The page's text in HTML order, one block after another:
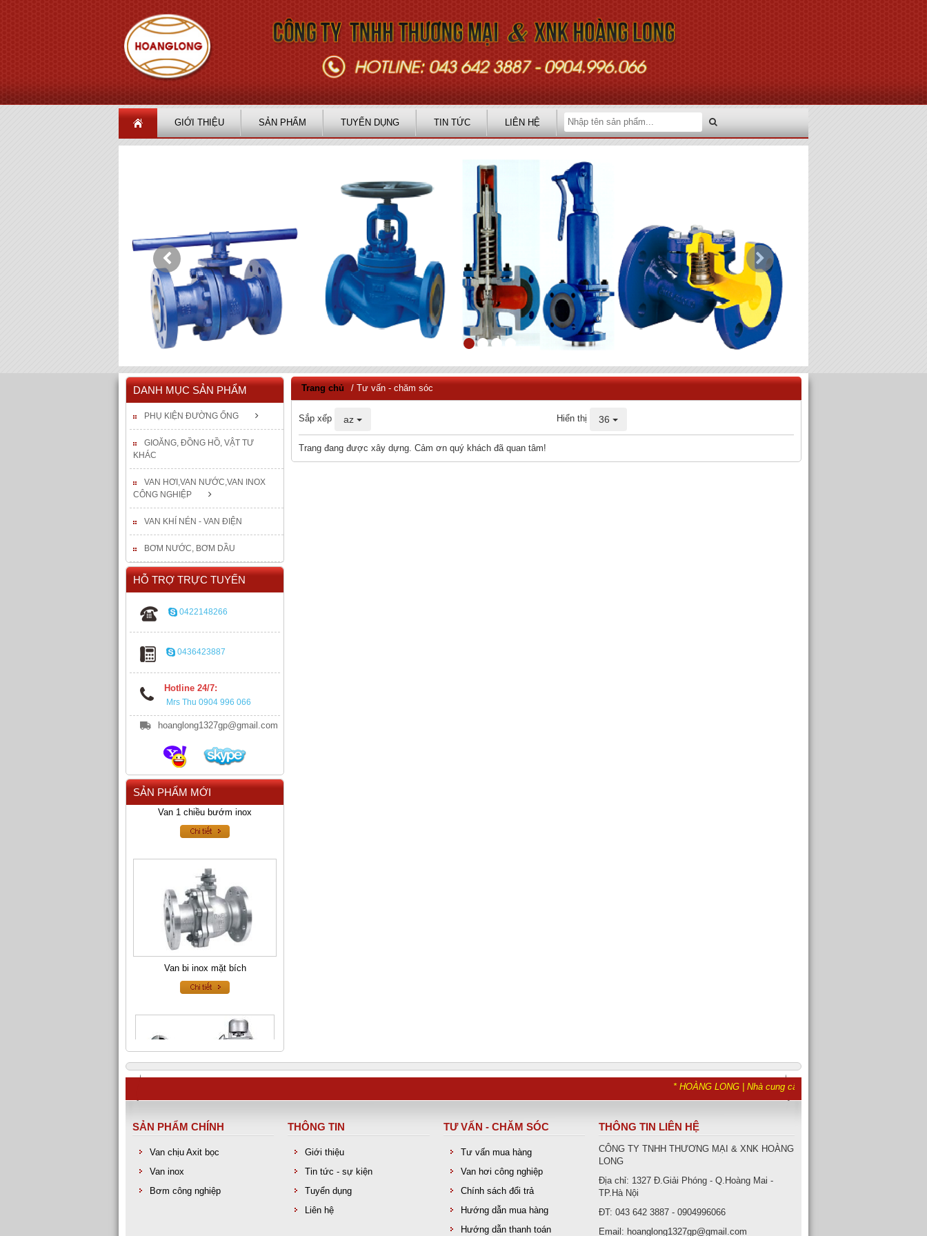
GIỚI THIỆU SẢN PHẨM TUYỂN DỤNG TIN TỨC LIÊN HỆ
DANH MỤC SẢN PHẨM
PHỤ KIỆN ĐƯỜNG ỐNG
GIOĂNG, ĐỒNG HỒ, VẬT TƯ
KHÁC
VAN HƠI,VAN NƯỚC,VAN INOX
CÔNG NGHIỆP
VAN KHÍ NÉN - VAN ĐIỆN
BƠM NƯỚC, BƠM DẦU
HỖ TRỢ TRỰC TUYẾN
0422148266
0436423887
Hotline 24/7:
Mrs Thu 0904 996 066
hoanglong1327gp@gmail.com
SẢN PHẨM MỚI
Van 1 chiều bướm inox
Van bi inox mặt bích
Van an toàn inox
Trang chủ / Tư vấn - chăm sóc
Sắp xếp az Hiển thị 36
Trang đang được xây dựng. Cảm ơn quý khách đã quan tâm!
* HOÀNG LONG | Nhà cung cấp hàng đầu về van inox - Van
SẢN PHẨM CHÍNH
Van chịu Axit bọc
Van inox
Bơm công nghiệp
THÔNG TIN
Giới thiệu
Tin tức - sự kiện
Tuyển dụng
Liên hệ
TƯ VẤN - CHĂM SÓC
Tư vấn mua hàng
Van hơi công nghiệp
Chính sách đổi trả
Hướng dẫn mua hàng
Hướng dẫn thanh toán
THÔNG TIN LIÊN HỆ
CÔNG TY TNHH THƯƠNG MẠI & XNK HOÀNG
LONG
Địa chỉ: 1327 Đ.Giải Phóng - Q.Hoàng Mai -
TP.Hà Nội
ĐT: 043 642 3887 - 0904996066
Email: hoanglong1327gp@gmail.com